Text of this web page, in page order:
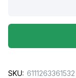
SANAD
quantity
SKU: 6111263361532